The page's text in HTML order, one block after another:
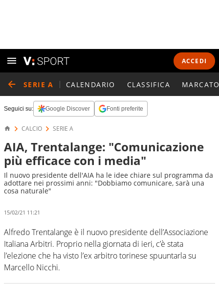
ACCEDI
SERIE A CALENDARIO CLASSIFICA
Seguici su: Google Discover Fonti preferite
CALCIO SERIE A
AIA, Trentalange: "Comunicazione
più efficace con i media"
Il nuovo presidente dell'AIA ha le idee chiare sul programma da
adottare nei prossimi anni: "Dobbiamo comunicare, sarà una
cosa naturale"
15/02/21 11:21
Alfredo Trentalange è il nuovo presidente dell’Associazione
Italiana Arbitri. Proprio nella giornata di ieri, c’è stata
l’elezione che ha visto l’ex arbitro torinese spuuntarla su
Marcello Nicchi.